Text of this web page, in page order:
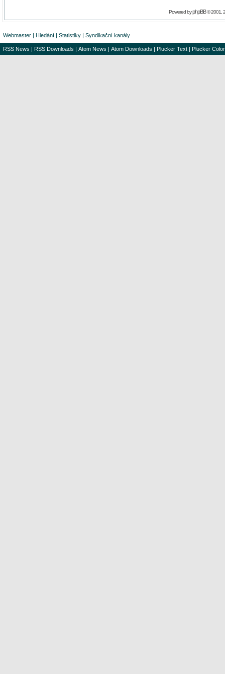
Powered byphpBB© 2001,
Webmaster | Hledání | Statistiky | Syndikační kanály
RSS News | RSS Downloads | Atom News | Atom Downloads | Plucker Text | Plucker Color